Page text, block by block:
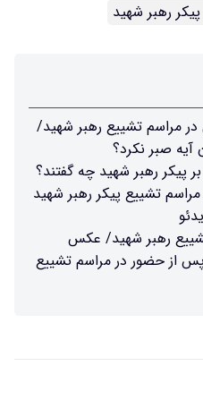
رهبر شهید
در مراسم تشییع رهبر شهید/
صبر نکرد؟
پیکر رهبر شهید چه گفتند؟
تشییع پیکر رهبر شهید
رهبر شهید/ عکس
پس از حضور در مراسم تشییع